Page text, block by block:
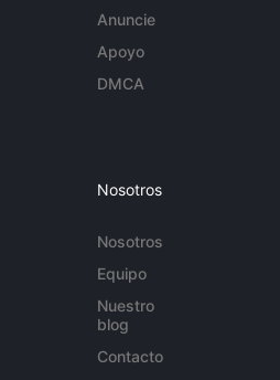
Anuncie
Apoyo
DMCA
Nosotros
Nosotros
Equipo
Nuestro
blog
Contacto